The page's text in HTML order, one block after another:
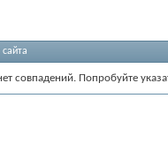
совпадений. Попробуйте